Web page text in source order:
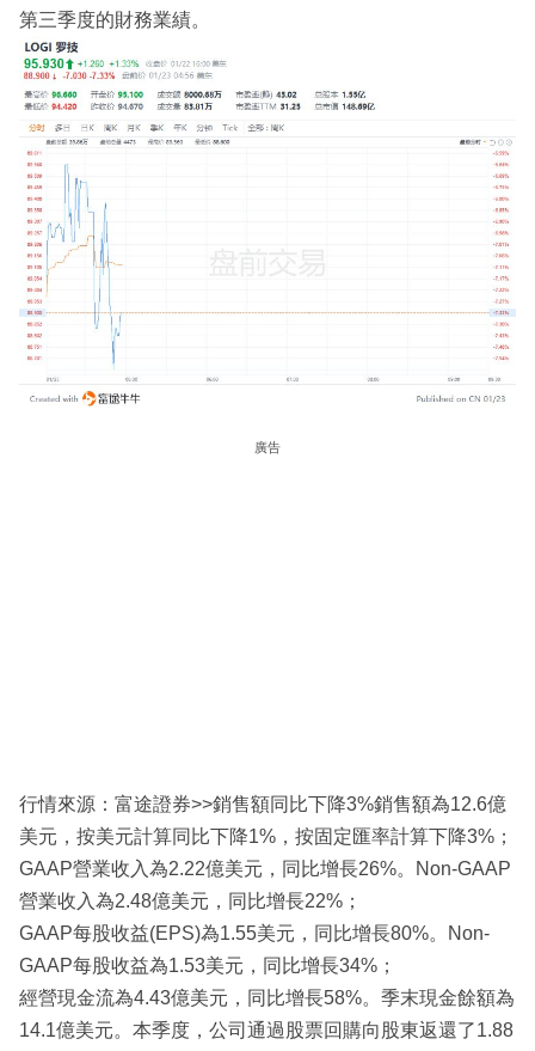
第三季度的財務業績。
廣告
行情來源：富途證券>>銷售額同比下降3%銷售額為12.6億
美元，按美元計算同比下降1%，按固定匯率計算下降3%；
GAAP營業收入為2.22億美元，同比增長26%。Non-GAAP
營業收入為2.48億美元，同比增長22%；
GAAP每股收益(EPS)為1.55美元，同比增長80%。Non-
GAAP每股收益為1.53美元，同比增長34%；
經營現金流為4.43億美元，同比增長58%。季末現金餘額為
14.1億美元。本季度，公司通過股票回購向股東返還了1.88